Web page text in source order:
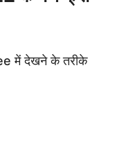
में देखने के तरीके